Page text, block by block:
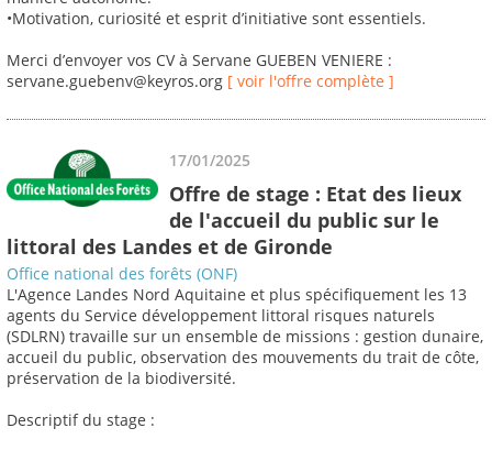
•Motivation, curiosité et esprit d’initiative sont essentiels.
Merci d’envoyer vos CV à Servane GUEBEN VENIERE :
servane.guebenv@keyros.org [ voir l'offre complète ]
17/01/2025
Offre de stage : Etat des lieux
de l'accueil du public sur le
littoral des Landes et de Gironde
Office national des forêts (ONF)
L'Agence Landes Nord Aquitaine et plus spécifiquement les 13
agents du Service développement littoral risques naturels
(SDLRN) travaille sur un ensemble de missions : gestion dunaire,
accueil du public, observation des mouvements du trait de côte,
préservation de la biodiversité.
Descriptif du stage :